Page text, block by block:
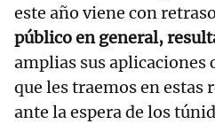
este año viene con
público en general,
amplias sus aplicaciones
que les traemos en estas
ante la espera de los